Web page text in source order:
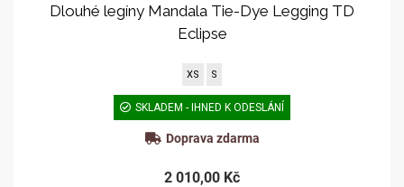
Dlouhé legíny Mandala Tie-Dye Legging TD
Eclipse
XS S
SKLADEM - IHNED K ODESLÁNÍ
Doprava zdarma
2 010,00 Kč